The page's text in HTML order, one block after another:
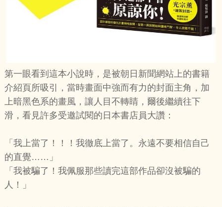
第一眼看到這本小說時，是被朝日新聞網站上的書籍
介紹頁所吸引，當時畫面中強而有力的封面主角，加
上暗黑色系的畫風，讓人目不轉睛，爾後繼續往下
滑，看見許多受邀試閱的日本書店員大讚：
「我上當了！！！我徹底上當了。永遠不要相信自己
的直覺……」
「我被騙了！我佩服那些讀完這部作品卻沒被騙的
人！」